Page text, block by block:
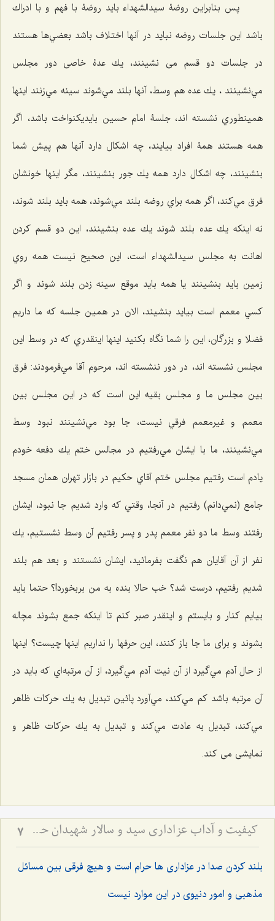
پس بنابراين روضۀ سيدالشهداء بايد روضۀ با فهم و با ادراك
باشد اين جلسات روضه نبايد در آنها اختلاف باشد بعضي‌ها هستند
در جلسات دو قسم می نشینند، يك عدۀ خاصی دور مجلس
مي‌نشينند ، يك عده هم وسط، آنها بلند مي‌شوند سينه مي‌زنند اينها
همينطوري نشسته اند، جلسۀ امام حسين بایديكنواخت باشد، اگر
همه هستند همۀ افراد بيايند، چه اشكال دارد آنها هم پيش شما
بنشينند، چه اشكال دارد همه يك جور بنشينند، مگر اينها خونشان
فرق مي‌كند، اگر همه براي روضه بلند مي‌شوند، همه بايد بلند شوند،
نه اينكه يك عده بلند شوند يك عده بنشينند، اين دو قسم كردن
اهانت به مجلس سيدالشهداء است، اين صحيح نيست همه روي
زمين بايد بنشينند یا همه بايد موقع سينه زدن بلند شوند و اگر
كسي معمم است بيايد بنشيند، الان در همين جلسه كه ما داريم
فضلا و بزرگان، اين را شما نگاه بكنيد اينها اينقدري كه در وسط اين
مجلس نشسته اند، در دور ننشسته اند، مرحوم آقا مي‌فرمودند: فرق
بين مجلس ما و مجلس بقيه اين است كه در این مجلس بين
معمم و غيرمعمم فرقي نيست، جا بود مي‌نشينند نبود وسط
مي‌نشينند، ما با ايشان مي‌رفتيم در مجالس ختم يك دفعه خودم
يادم است رفتيم مجلس ختم آقاي حكيم در بازار تهران همان مسجد
جامع (نمي‌دانم) رفتيم در آنجا، وقتي كه وارد شديم جا نبود، ايشان
رفتند وسط ما دو نفر معمم پدر و پسر رفتيم آن وسط نشستيم، يك
نفر از آن آقايان هم نگفت بفرمائيد، ايشان نشستند و بعد هم بلند
شديم رفتيم، درست شد؟ خب حالا بنده به من بربخورد!؟ حتما بايد
بيايم كنار و بايستم و اينقدر صبر كنم تا اينكه جمع بشوند مچاله
بشوند و برای ما جا باز کنند، اين حرفها را نداريم اينها چيست؟ اينها
از حال آدم مي‌گيرد از آن نيت آدم مي‌گيرد، از آن مرتبه‌اي كه بايد در
آن مرتبه باشد كم مي‌كند، مي‌آورد پائين تبديل به يك حركات ظاهر
مي‌كند، تبديل به عادت مي‌كند و تبديل به يك حركات ظاهر و
نمايشی می کند.
کیفیت و آداب عزاداری سید و سالار شهیدان حضرت أباعبداللَه الحسین علیه السلام 7
بلند کردن صدا در عزاداری ها حرام است و هیچ فرقی بین مسائل
مذهبی و امور دنیوی در این موارد نیست